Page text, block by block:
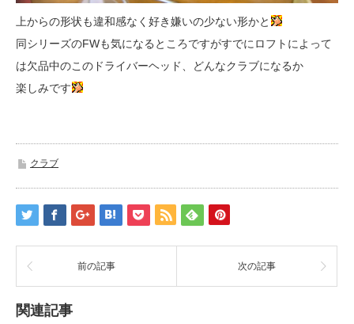
上からの形状も違和感なく好き嫌いの少ない形かと
同シリーズのFWも気になるところですがすでにロフトによって
は欠品中のこのドライバーヘッド、どんなクラブになるか
楽しみです
クラブ
前の記事 次の記事
関連記事